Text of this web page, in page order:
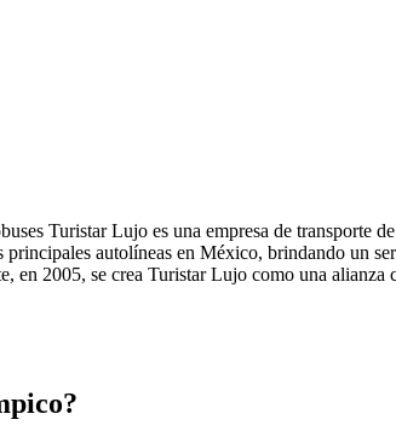
Turistar Lujo es una empresa de transporte
autolíneas en México, brindando un
2005, se crea Turistar Lujo como una